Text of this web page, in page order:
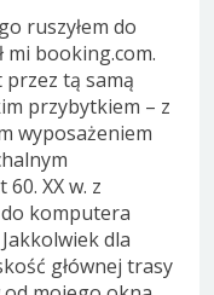
ruszyłem do
mi booking.com.
tą samą
przybytkiem – z
wyposażeniem
XX w. z
do komputera
dla
głównej trasy